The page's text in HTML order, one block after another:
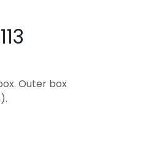
Outer box